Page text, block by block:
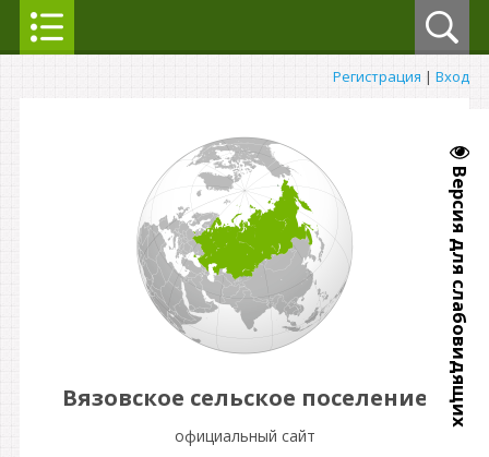
Версия для слабовидящих
Регистрация | Вход
Вязовское сельское поселение
официальный сайт